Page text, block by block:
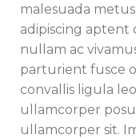
malesuada
adipiscing aptent
nullam ac
parturient fusce
convallis ligula
ullamcorper
ullamcorper sit.